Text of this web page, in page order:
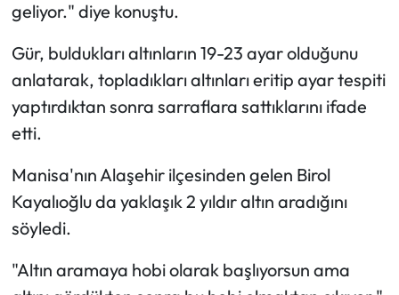
geliyor." diye konuştu.
Gür, buldukları altınların 19-23 ayar olduğunu
anlatarak, topladıkları altınları eritip ayar tespiti
yaptırdıktan sonra sarraflara sattıklarını ifade
etti.
Manisa'nın Alaşehir ilçesinden gelen Birol
Kayalıoğlu da yaklaşık 2 yıldır altın aradığını
söyledi.
"Altın aramaya hobi olarak başlıyorsun ama